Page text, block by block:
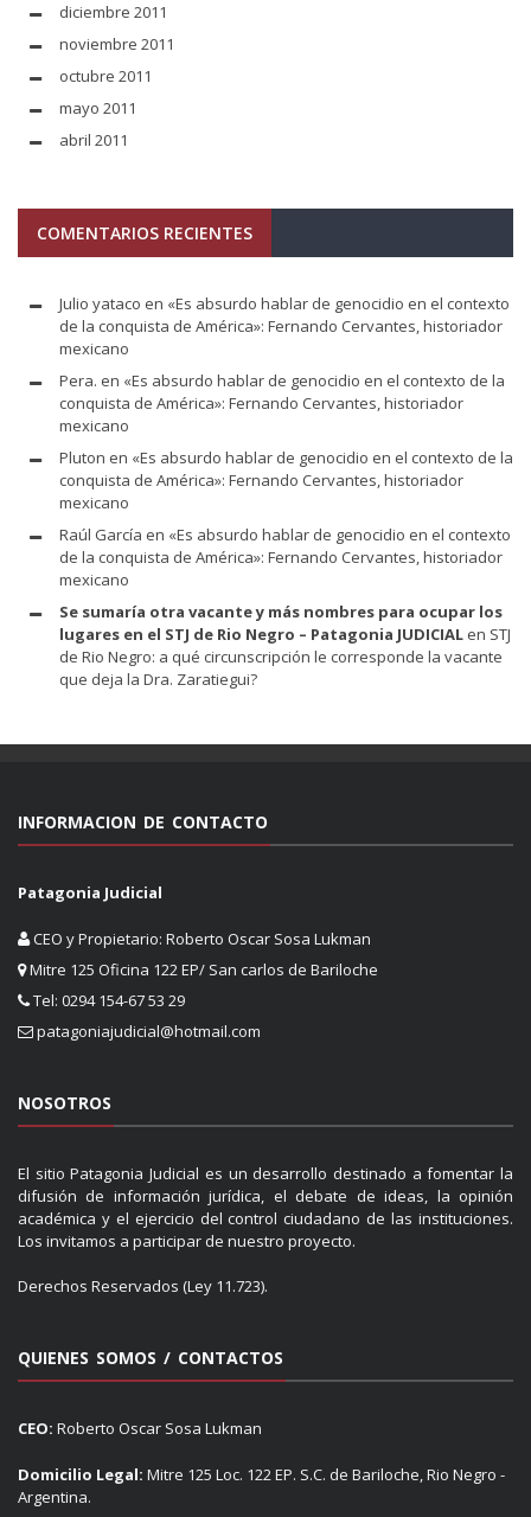
diciembre 2011
noviembre 2011
octubre 2011
mayo 2011
abril 2011
COMENTARIOS RECIENTES
Julio yataco en «Es absurdo hablar de genocidio en el contexto
de la conquista de América»: Fernando Cervantes, historiador
mexicano
Pera. en «Es absurdo hablar de genocidio en el contexto de la
conquista de América»: Fernando Cervantes, historiador
mexicano
Pluton en «Es absurdo hablar de genocidio en el contexto de la
conquista de América»: Fernando Cervantes, historiador
mexicano
Raúl García en «Es absurdo hablar de genocidio en el contexto
de la conquista de América»: Fernando Cervantes, historiador
mexicano
Se sumaría otra vacante y más nombres para ocupar los
lugares en el STJ de Rio Negro – Patagonia JUDICIAL en STJ
de Rio Negro: a qué circunscripción le corresponde la vacante
que deja la Dra. Zaratiegui?
INFORMACION DE CONTACTO
Patagonia Judicial
CEO y Propietario: Roberto Oscar Sosa Lukman
Mitre 125 Oficina 122 EP/ San carlos de Bariloche
Tel: 0294 154-67 53 29
patagoniajudicial@hotmail.com
NOSOTROS
El sitio Patagonia Judicial es un desarrollo destinado a fomentar la
difusión de información jurídica, el debate de ideas, la opinión
académica y el ejercicio del control ciudadano de las instituciones.
Los invitamos a participar de nuestro proyecto.
Derechos Reservados (Ley 11.723).
QUIENES SOMOS / CONTACTOS
CEO: Roberto Oscar Sosa Lukman
Domicilio Legal: Mitre 125 Loc. 122 EP. S.C. de Bariloche, Rio Negro -
Argentina.